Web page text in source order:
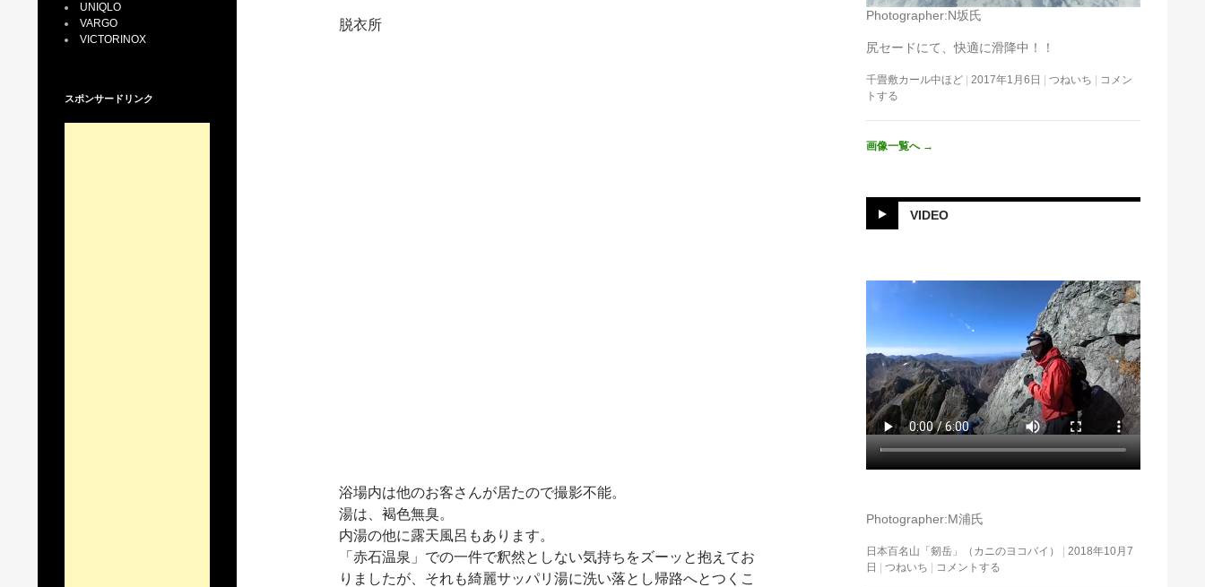
脱衣所
浴場内は他のお客さんが居たので撮影不能。
湯は、褐色無臭。
内湯の他に露天風呂もあります。
「赤石温泉」での一件で釈然としない気持ちをズーッと抱えてお
りましたが、それも綺麗サッパリ湯に洗い落とし帰路へとつくこ
Photographer:N坂氏
尻セードにて、快適に滑降中！！
千畳敷カール中ほど 2017年1月6日 つねいち
コメン
トする
画像一覧へ →
VIDEO
Photographer:M浦氏
日本百名山「剱岳」（カニのヨコバイ）
2018年10月7
日
つねいち コメントする
UNIQLO
VARGO
VICTORINOX
スポンサードリンク